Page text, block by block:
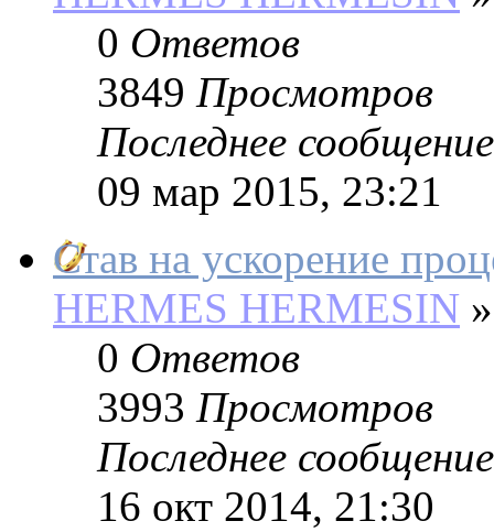
0 Ответов
3849 Просмотров
Последнее сообщение
09 мар 2015, 23:21
Став на ускорение
HERMES HERMESIN »
0 Ответов
3993 Просмотров
Последнее сообщение
16 окт 2014, 21:30